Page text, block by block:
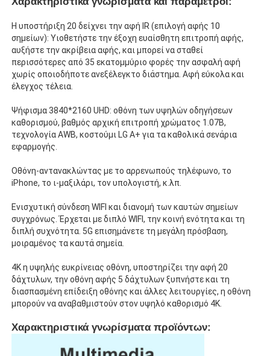
Αρχική Σελίδα
Προϊόντα
Βίντεο
Σχετικά με εμάς
επαφή
Ζητήστε ένα απόσπασμα
Διαλογικός ψηφιακός πίνακας
Εκπαίδευση διαλογικό Whiteboard
Η υποστήριξη 20 δείχνει την αφή IR (επιλογή αφής 10
σημείων): Υιοθετήστε την έξοχη ευαίσθητη επιτροπή αφής,
αυξήστε την ακρίβεια αφής, και μπορεί να σταθεί
περισσότερες από 35 εκατομμύριο φορές την ασφαλή αφή
χωρίς οποιοδήποτε ανεξέλεγκτο διάστημα. Αφή εύκολα και
έλεγχος τέλεια.
Ψήφισμα 3840*2160 UHD: οθόνη των υψηλών οδηγήσεων
καθορισμού, βαθμός αρχική επιτροπή χρώματος 1.07B,
τεχνολογία AWB, κοστούμι LG A+ για τα καθολικά σενάρια
εφαρμογής.
Οθόνη-αντανακλώντας με το αρρενωπούς τηλέφωνο, το
iPhone, το ι-μαξιλάρι, τον υπολογιστή, κ.λπ.
Ενισχυτική σύνδεση WIFI και διανομή των καυτών σημείων
συγχρόνως. Έρχεται με διπλό WIFI, την κοινή ενότητα και τη
διπλή συχνότητα. 5G επισημάνετε τη μεγάλη πρόσβαση,
μοιραμένος τα καυτά σημεία.
4K η υψηλής ευκρίνειας οθόνη, υποστηρίζει την αφή 20
δάχτυλων, την οθόνη αφής 5 δάχτυλων ξυπνήστε και τη
διασπασμένη επίδειξη οθόνης και άλλες λειτουργίες, η οθόνη
μπορούν να αναβαθμιστούν στον υψηλό καθορισμό 4K.
Χαρακτηριστικά γνωρίσματα προϊόντων: